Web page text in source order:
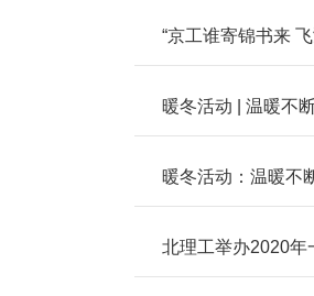
“京工谁寄锦书来
暖冬活动 | 温暖不
北理工举办2020年